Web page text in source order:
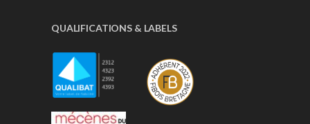
QUALIFICATIONS & LABELS